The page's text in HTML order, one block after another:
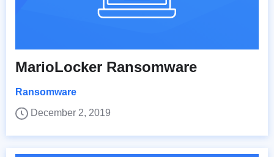
MarioLocker Ransomware
Ransomware
December 2, 2019